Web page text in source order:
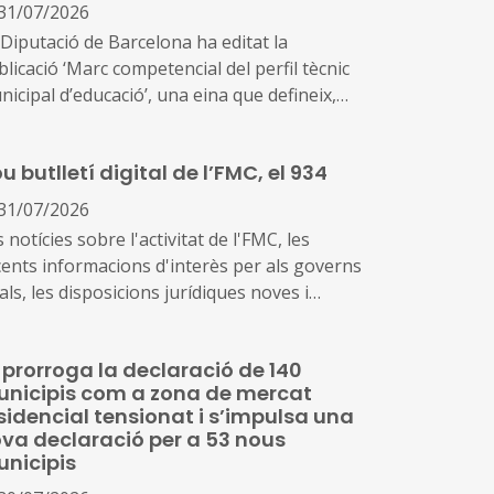
07/2026
de Barcelona ha editat la
‘Marc competencial del perfil tècnic
d’educació’, una eina que defineix,
i la gestió de les polítiques
locals
butlletí digital de l’FMC, el 934
07/2026
notícies sobre l'activitat de l'FMC, les
informacions d'interès per als governs
les disposicions jurídiques noves i
sobre fons europeus
prorroga la declaració de 140
com a zona de mercat
tensionat i s’impulsa una
declaració per a 53 nous